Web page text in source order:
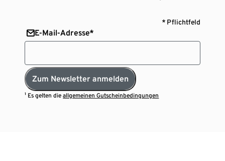
* Pflichtfeld
E-Mail-Adresse*
Zum Newsletter anmelden
¹ Es gelten dieallgemeinen Gutscheinbedingungen